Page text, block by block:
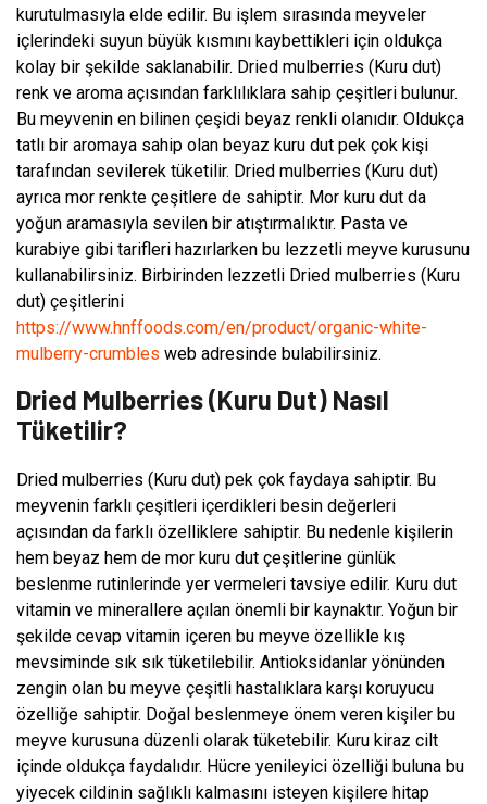
kurutulmasıyla elde edilir. Bu işlem sırasında meyveler
içlerindeki suyun büyük kısmını kaybettikleri için oldukça
kolay bir şekilde saklanabilir. Dried mulberries (Kuru dut)
renk ve aroma açısından farklılıklara sahip çeşitleri bulunur.
Bu meyvenin en bilinen çeşidi beyaz renkli olanıdır. Oldukça
tatlı bir aromaya sahip olan beyaz kuru dut pek çok kişi
tarafından sevilerek tüketilir. Dried mulberries (Kuru dut)
ayrıca mor renkte çeşitlere de sahiptir. Mor kuru dut da
yoğun aramasıyla sevilen bir atıştırmalıktır. Pasta ve
kurabiye gibi tarifleri hazırlarken bu lezzetli meyve kurusunu
kullanabilirsiniz. Birbirinden lezzetli Dried mulberries (Kuru
dut) çeşitlerini
https://www.hnffoods.com/en/product/organic-white-
mulberry-crumbles web adresinde bulabilirsiniz.
Dried Mulberries (Kuru Dut) Nasıl
Tüketilir?
Dried mulberries (Kuru dut) pek çok faydaya sahiptir. Bu
meyvenin farklı çeşitleri içerdikleri besin değerleri
açısından da farklı özelliklere sahiptir. Bu nedenle kişilerin
hem beyaz hem de mor kuru dut çeşitlerine günlük
beslenme rutinlerinde yer vermeleri tavsiye edilir. Kuru dut
vitamin ve minerallere açılan önemli bir kaynaktır. Yoğun bir
şekilde cevap vitamin içeren bu meyve özellikle kış
mevsiminde sık sık tüketilebilir. Antioksidanlar yönünden
zengin olan bu meyve çeşitli hastalıklara karşı koruyucu
özelliğe sahiptir. Doğal beslenmeye önem veren kişiler bu
meyve kurusuna düzenli olarak tüketebilir. Kuru kiraz cilt
içinde oldukça faydalıdır. Hücre yenileyici özelliği buluna bu
yiyecek cildinin sağlıklı kalmasını isteyen kişilere hitap